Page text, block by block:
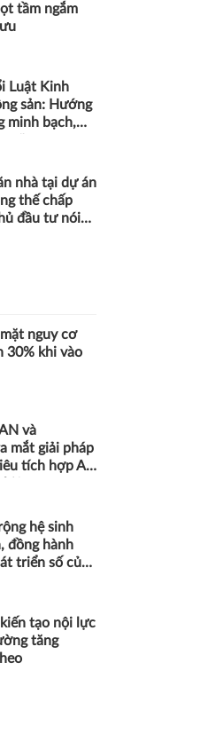
tầm ngắm
Luật Kinh
sản: Hướng
minh bạch,
nhà tại dự án
thế chấp
đầu tư nói
nguy cơ
30% khi vào
và
mắt giải pháp
tích hợp AI
hệ sinh
đồng hành
triển số của
tạo nội lực
tăng